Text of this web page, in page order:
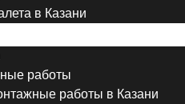
в Казани
работы
работы в Казани